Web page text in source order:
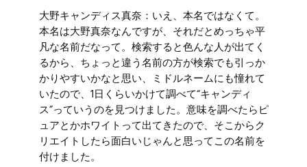
大野キャンディス真奈：いえ、本名ではなくて。
本名は大野真奈なんですが、それだとめっちゃ平
凡な名前だなって。検索すると色んな人が出てく
るから、ちょっと違う名前の方が検索でも引っか
かりやすいかなと思い、ミドルネームにも憧れて
いたので、1日くらいかけて調べて“キャンディ
ス”っていうのを見つけました。意味を調べたらピ
ュアとかホワイトって出てきたので、そこからク
リエイトしたら面白いじゃんと思ってこの名前を
付けました。